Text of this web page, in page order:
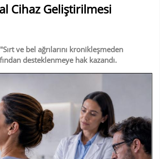
Cihaz Geliştirilmesi
ve bel ağrılarını kronikleşmeden
desteklenmeye hak kazandı.